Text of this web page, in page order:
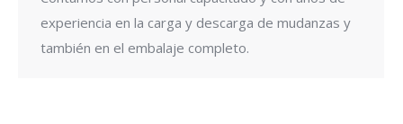
experiencia en la carga y descarga de mudanzas y
también en el embalaje completo.